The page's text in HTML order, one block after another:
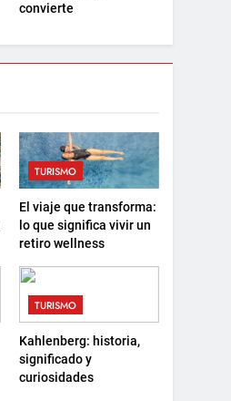
convierte
TURISMO
El viaje que transforma:
lo que significa vivir un
retiro wellness
TURISMO
Kahlenberg: historia,
significado y
curiosidades